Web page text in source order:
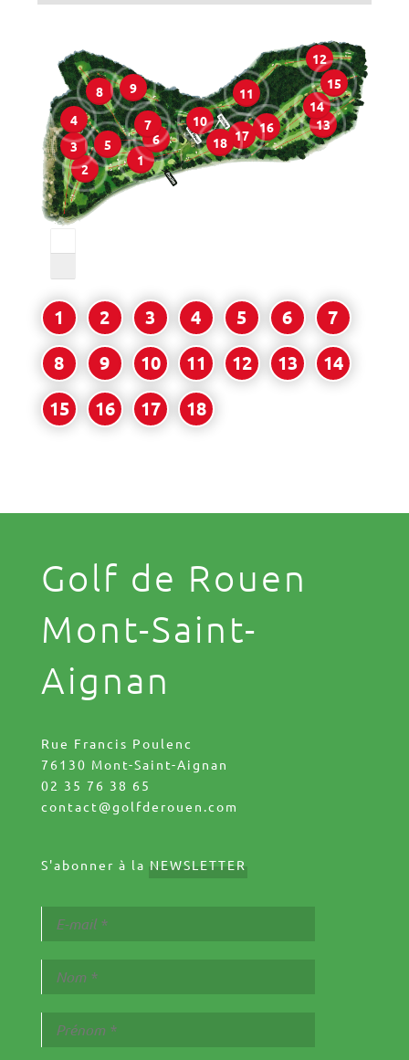
1
2
3
4
5
6
7
8 9
10
11
12
13
14
15
16
17
18
1 2 3 4 5 6
7
8
9 10 11 12 13
14
15
16 17 18
Golf de Rouen
Mont-Saint-
Aignan
Rue Francis Poulenc
76130 Mont-Saint-Aignan
02 35 76 38 65
contact@golfderouen.com
S'abonner à la NEWSLETTER